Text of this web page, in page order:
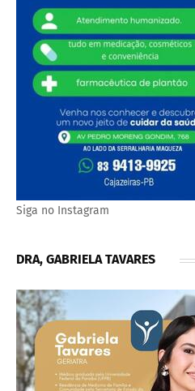
Siga no Instagram
DRA, GABRIELA TAVARES